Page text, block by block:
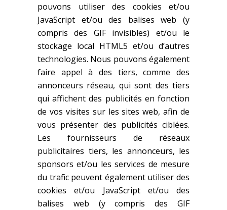
pouvons utiliser des cookies et/ou
JavaScript et/ou des balises web (y
compris des GIF invisibles) et/ou le
stockage local HTML5 et/ou d’autres
technologies. Nous pouvons également
faire appel à des tiers, comme des
annonceurs réseau, qui sont des tiers
qui affichent des publicités en fonction
de vos visites sur les sites web, afin de
vous présenter des publicités ciblées.
Les fournisseurs de réseaux
publicitaires tiers, les annonceurs, les
sponsors et/ou les services de mesure
du trafic peuvent également utiliser des
cookies et/ou JavaScript et/ou des
balises web (y compris des GIF